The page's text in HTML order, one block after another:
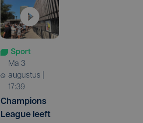
Sport
ma 3
augustus |
17:39
Champions
League leeft